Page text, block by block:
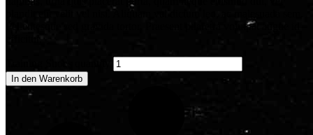
Pellentesque sed gravida tortor. Praesent pharetra volutpat augue id
In den Warenkorb